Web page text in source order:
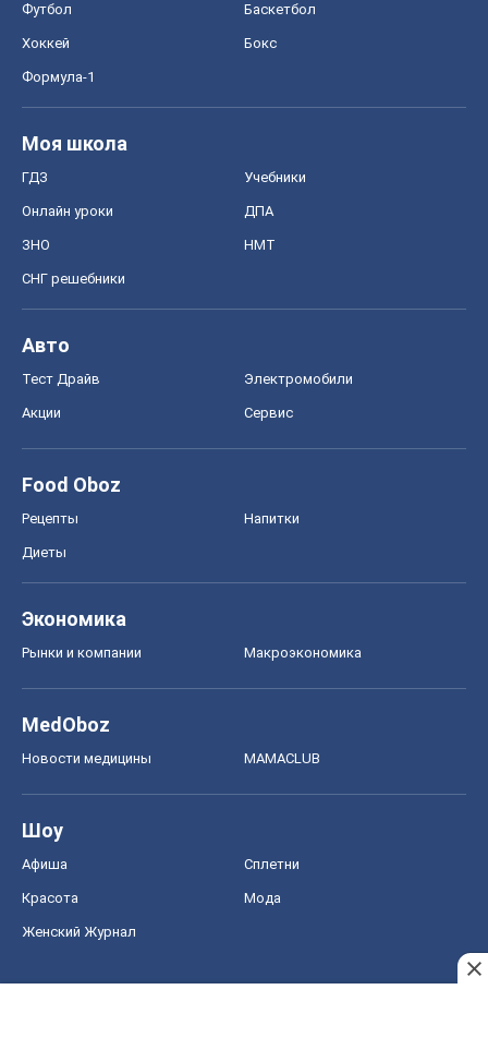
Футбол Баскетбол
Хоккей Бокс
Формула-1
Моя школа
ГДЗ Учебники
Онлайн уроки ДПА
ЗНО НМТ
СНГ решебники
Авто
Тест Драйв Электромобили
Акции Сервис
Food Oboz
Рецепты Напитки
Диеты
Экономика
Рынки и компании Mакроэкономика
MedOboz
Новости медицины MAMACLUB
Шоу
Афиша Сплетни
Красота Мода
Женский Журнал